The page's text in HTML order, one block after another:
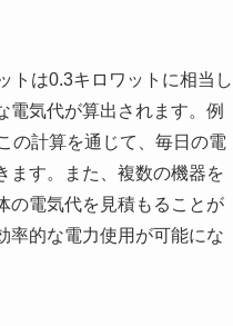
トは0.3キロワットに相当し
電気代が算出されます。例
の計算を通じて、毎日の電
ます。また、複数の機器を
の電気代を見積もることが
率的な電力使用が可能にな